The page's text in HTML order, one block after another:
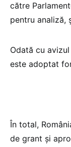
către
pentru analiză,
Odată cu avizul
este adoptat
În total,
de grant și